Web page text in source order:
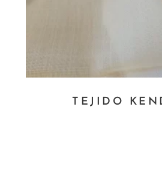
TEJIDO